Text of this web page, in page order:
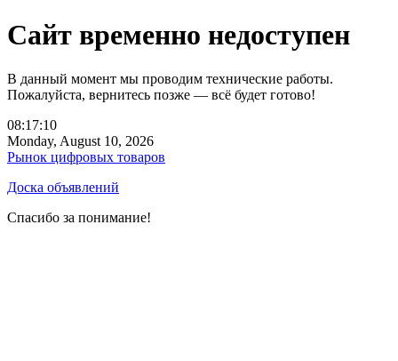
Сайт временно недоступен
В данный момент мы проводим технические работы.
Пожалуйста, вернитесь позже — всё будет готово!
08:17:10
Monday, August 10, 2026
Рынок цифровых товаров
Доска объявлений
Спасибо за понимание!